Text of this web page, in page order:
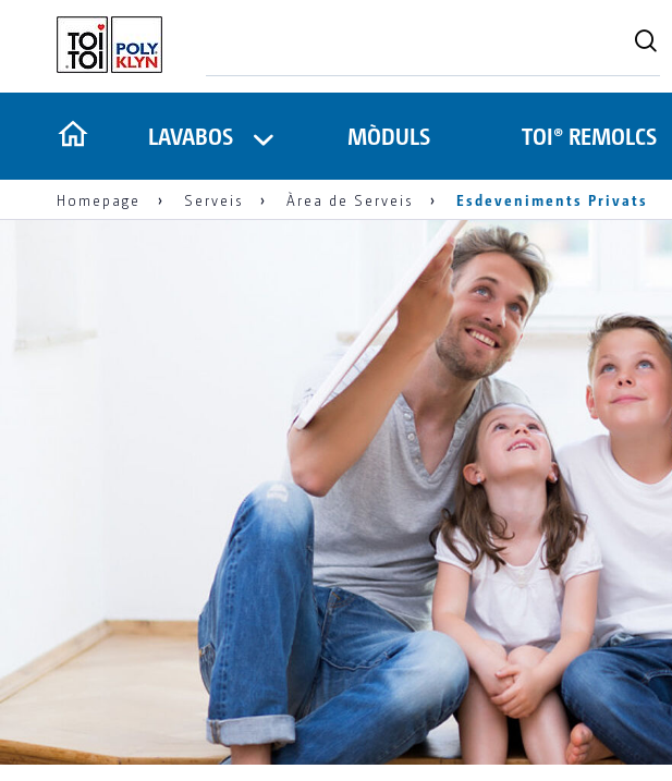
LAVABOS MÒDULS TOI® REMOLCS
Homepage Serveis Àrea de Serveis Esdeveniments Privats